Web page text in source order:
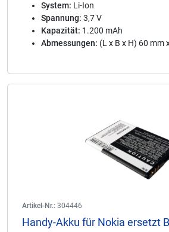
System: Li-Ion
Spannung: 3,7 V
Kapazität: 1.200 mAh
Abmessungen: (L x B x H) 60 mm
Artikel-Nr.: 304446
Handy-Akku für Nokia ersetzt